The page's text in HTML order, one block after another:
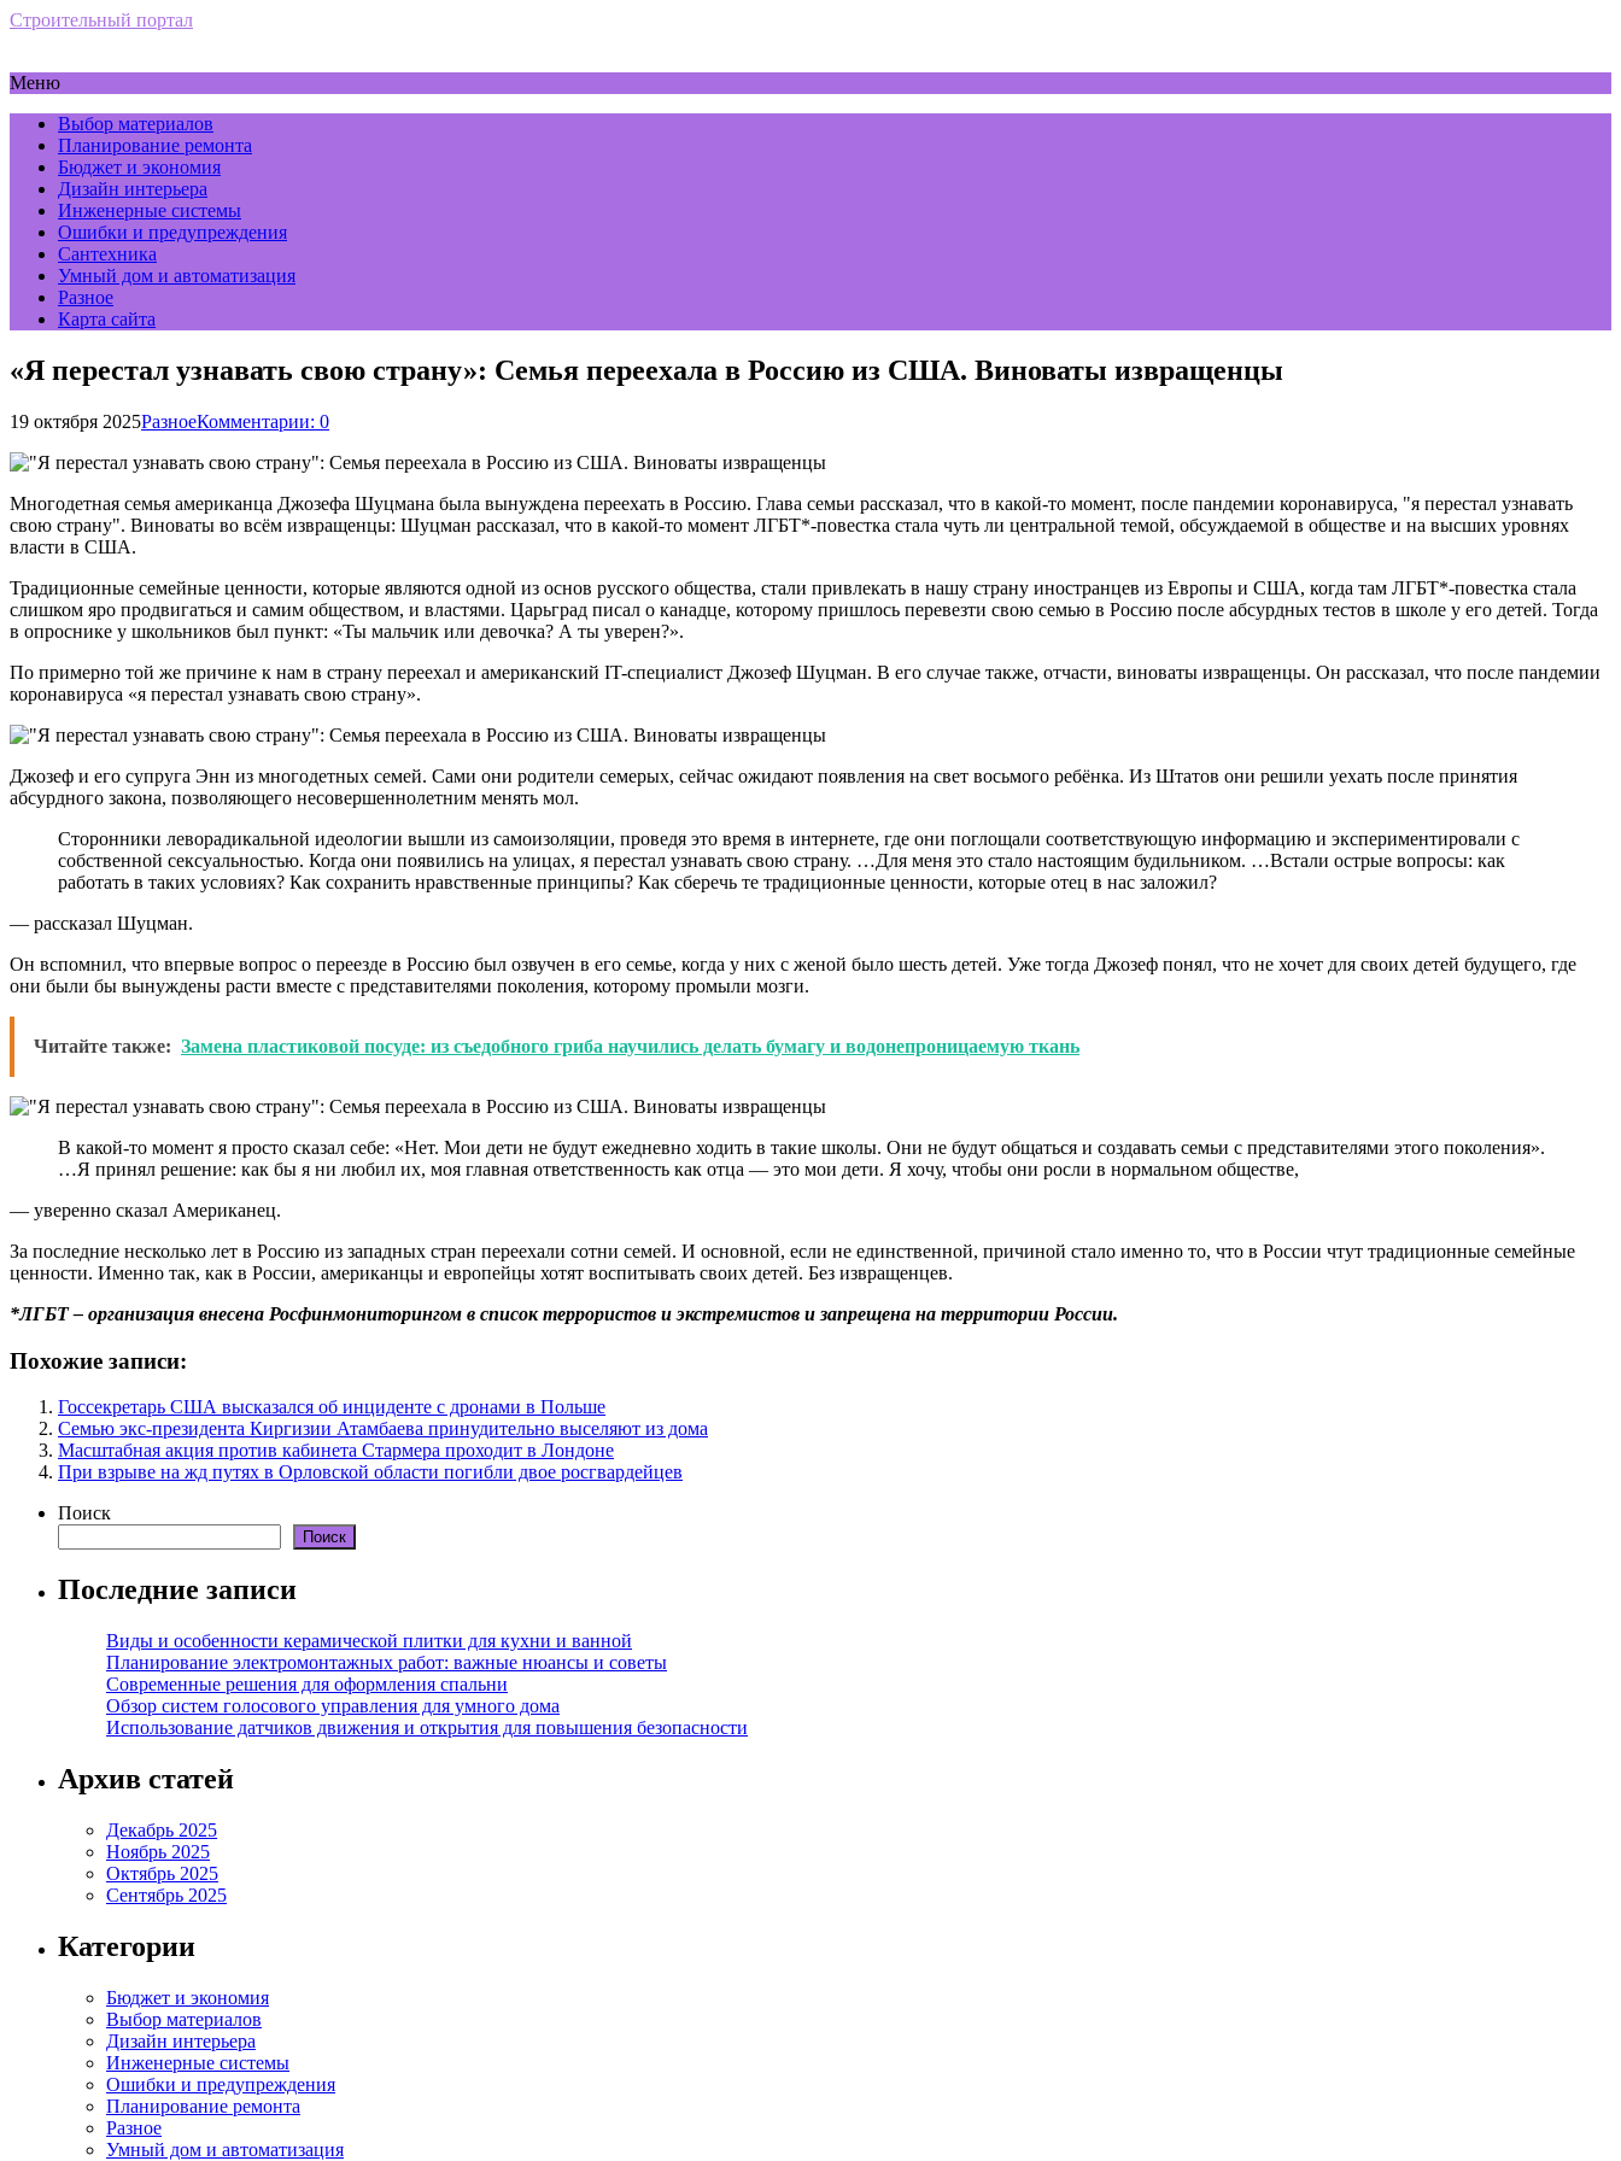
Строительный портал
Меню
Выбор материалов
Планирование ремонта
Бюджет и экономия
Дизайн интерьера
Инженерные системы
Ошибки и предупреждения
Сантехника
Умный дом и автоматизация
Разное
Карта сайта
«Я перестал узнавать свою страну»: Семья переехала в Россию из США. Виноваты извращенцы
19 октября 2025РазноеКомментарии: 0
Многодетная семья американца Джозефа Шуцмана была вынуждена переехать в Россию. Глава семьи рассказал, что в какой-то момент, после пандемии коронавируса, "я перестал узнавать
свою страну". Виноваты во всём извращенцы: Шуцман рассказал, что в какой-то момент ЛГБТ*-повестка стала чуть ли центральной темой, обсуждаемой в обществе и на высших уровнях
власти в США.
Традиционные семейные ценности, которые являются одной из основ русского общества, стали привлекать в нашу страну иностранцев из Европы и США, когда там ЛГБТ*-повестка стала
слишком яро продвигаться и самим обществом, и властями. Царьград писал о канадце, которому пришлось перевезти свою семью в Россию после абсурдных тестов в школе у его детей. Тогда
в опроснике у школьников был пункт: «Ты мальчик или девочка? А ты уверен?».
По примерно той же причине к нам в страну переехал и американский IT-специалист Джозеф Шуцман. В его случае также, отчасти, виноваты извращенцы. Он рассказал, что после пандемии
коронавируса «я перестал узнавать свою страну».
Джозеф и его супруга Энн из многодетных семей. Сами они родители семерых, сейчас ожидают появления на свет восьмого ребёнка. Из Штатов они решили уехать после принятия
абсурдного закона, позволяющего несовершеннолетним менять мол.
Сторонники леворадикальной идеологии вышли из самоизоляции, проведя это время в интернете, где они поглощали соответствующую информацию и экспериментировали с
собственной сексуальностью. Когда они появились на улицах, я перестал узнавать свою страну. …Для меня это стало настоящим будильником. …Встали острые вопросы: как
работать в таких условиях? Как сохранить нравственные принципы? Как сберечь те традиционные ценности, которые отец в нас заложил?
— рассказал Шуцман.
Он вспомнил, что впервые вопрос о переезде в Россию был озвучен в его семье, когда у них с женой было шесть детей. Уже тогда Джозеф понял, что не хочет для своих детей будущего, где
они были бы вынуждены расти вместе с представителями поколения, которому промыли мозги.
Читайте также: Замена пластиковой посуде: из съедобного гриба научились делать бумагу и водонепроницаемую ткань
В какой-то момент я просто сказал себе: «Нет. Мои дети не будут ежедневно ходить в такие школы. Они не будут общаться и создавать семьи с представителями этого поколения».
…Я принял решение: как бы я ни любил их, моя главная ответственность как отца — это мои дети. Я хочу, чтобы они росли в нормальном обществе,
— уверенно сказал Американец.
За последние несколько лет в Россию из западных стран переехали сотни семей. И основной, если не единственной, причиной стало именно то, что в России чтут традиционные семейные
ценности. Именно так, как в России, американцы и европейцы хотят воспитывать своих детей. Без извращенцев.
*ЛГБТ – организация внесена Росфинмониторингом в список террористов и экстремистов и запрещена на территории России.
Похожие записи:
Госсекретарь США высказался об инциденте с дронами в Польше
Семью экс-президента Киргизии Атамбаева принудительно выселяют из дома
Масштабная акция против кабинета Стармера проходит в Лондоне
При взрыве на жд путях в Орловской области погибли двое росгвардейцев
Поиск
Поиск
Последние записи
Виды и особенности керамической плитки для кухни и ванной
Планирование электромонтажных работ: важные нюансы и советы
Современные решения для оформления спальни
Обзор систем голосового управления для умного дома
Использование датчиков движения и открытия для повышения безопасности
Архив статей
Декабрь 2025
Ноябрь 2025
Октябрь 2025
Сентябрь 2025
Категории
Бюджет и экономия
Выбор материалов
Дизайн интерьера
Инженерные системы
Ошибки и предупреждения
Планирование ремонта
Разное
Умный дом и автоматизация